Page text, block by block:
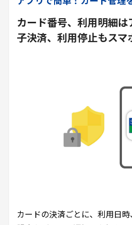
アプリで簡単！カード管理
カード番号、利用明細は
子決済、利用停止もスマ
カードの決済ごとに、利用日